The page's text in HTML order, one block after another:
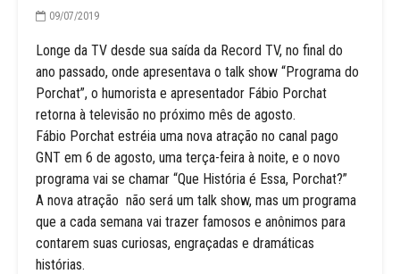
09/07/2019
Longe da TV desde sua saída da Record TV, no final do
ano passado, onde apresentava o talk show “Programa do
Porchat”, o humorista e apresentador Fábio Porchat
retorna à televisão no próximo mês de agosto.
Fábio Porchat estréia uma nova atração no canal pago
GNT em 6 de agosto, uma terça-feira à noite, e o novo
programa vai se chamar “Que História é Essa, Porchat?”
A nova atração não será um talk show, mas um programa
que a cada semana vai trazer famosos e anônimos para
contarem suas curiosas, engraçadas e dramáticas
histórias.